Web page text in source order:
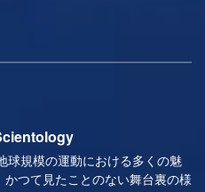
球規模の運動における多くの魅
かつて見たことのない舞台裏の様